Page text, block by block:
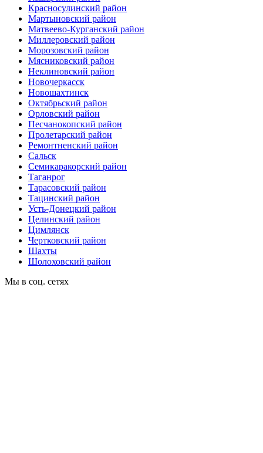
Красносулинский район
Мартыновский район
Матвеево-Курганский район
Миллеровский район
Морозовский район
Мясниковский район
Неклиновский район
Новочеркасск
Новошахтинск
Октябрьский район
Орловский район
Песчанокопский район
Пролетарский район
Ремонтненский район
Сальск
Семикаракорский район
Таганрог
Тарасовский район
Тацинский район
Усть-Донецкий район
Целинский район
Цимлянск
Чертковский район
Шахты
Шолоховский район
Мы в соц. сетях